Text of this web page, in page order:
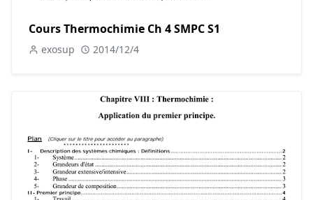
Cours Thermochimie Ch 4 SMPC S1
exosup 2014/12/4